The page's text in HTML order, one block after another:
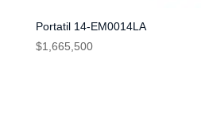
Portatil 14-EM0014LA
$1,665,500